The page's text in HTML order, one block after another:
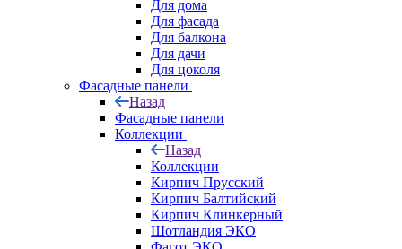
Для дома
Для фасада
Для балкона
Для дачи
Для цоколя
Фасадные панели
Назад
Фасадные панели
Коллекции
Назад
Коллекции
Кирпич Прусский
Кирпич Балтийский
Кирпич Клинкерный
Шотландия ЭКО